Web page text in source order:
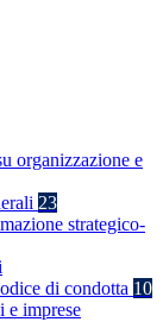
organizzazione e
23
strategico-
di condotta 10
e imprese